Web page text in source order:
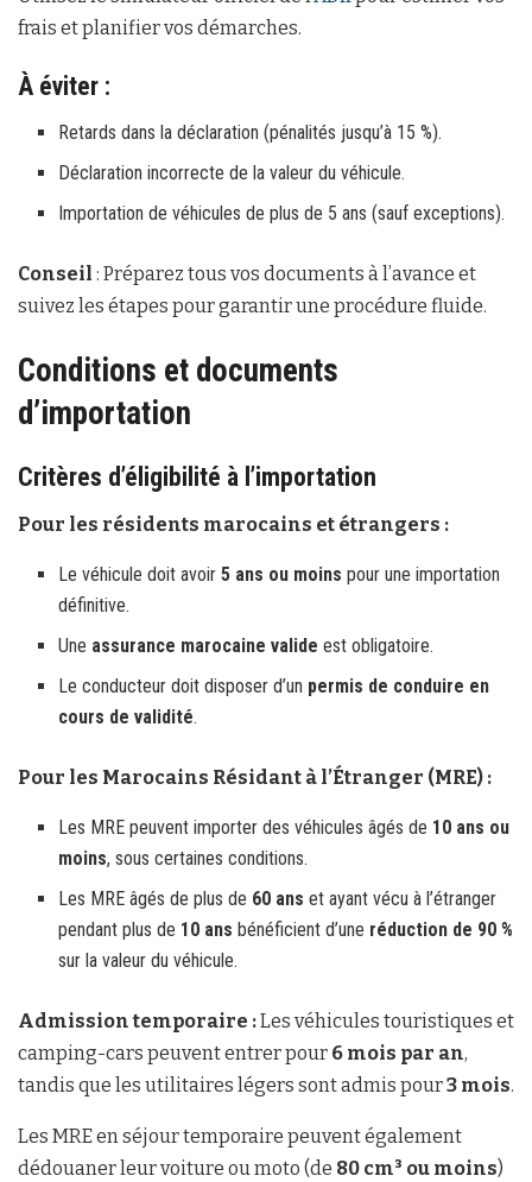
frais et planifier vos démarches.
À éviter :
Retards dans la déclaration (pénalités jusqu’à 15 %).
Déclaration incorrecte de la valeur du véhicule.
Importation de véhicules de plus de 5 ans (sauf exceptions).
Conseil : Préparez tous vos documents à l’avance et
suivez les étapes pour garantir une procédure fluide.
Conditions et documents
d’importation
Critères d’éligibilité à l’importation
Pour les résidents marocains et étrangers :
Le véhicule doit avoir5 ans ou moins pour une importation
définitive.
Une assurance marocaine valide est obligatoire.
Le conducteur doit disposer d’un permis de conduire en
cours de validité.
Pour les Marocains Résidant à l’Étranger (MRE) :
Les MRE peuvent importer des véhicules âgés de 10 ans ou
moins, sous certaines conditions.
Les MRE âgés de plus de 60 ans et ayant vécu à l’étranger
pendant plus de 10 ans bénéficient d’une réduction de 90 %
sur la valeur du véhicule.
Admission temporaire :Les véhicules touristiques et
camping-cars peuvent entrer pour 6 mois par an,
tandis que les utilitaires légers sont admis pour3 mois.
Les MRE en séjour temporaire peuvent également
dédouaner leur voiture ou moto (de 80 cm³ ou moins)